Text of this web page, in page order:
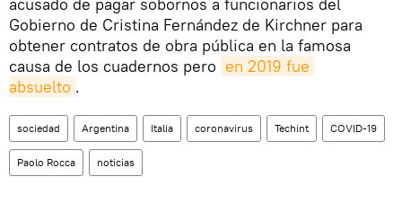
Gobierno de Cristina Fernández de Kirchner para
obtener contratos de obra pública en la famosa
causa de los cuadernos pero en 2019 fue
absuelto .
sociedad Argentina Italia coronavirus Techint COVID-19
Paolo Rocca noticias